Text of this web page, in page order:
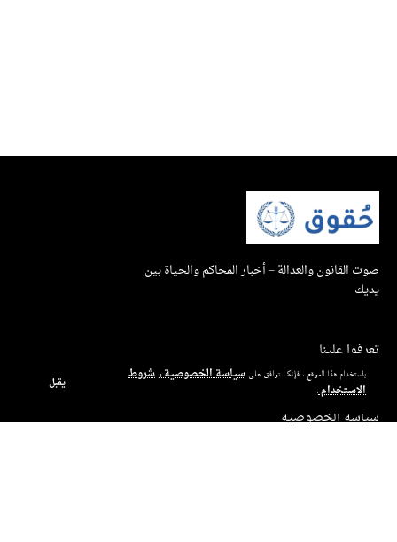
باستخدام هذا الموقع ، فإنك توافق على سياسة الخصوصيةو شروط
الاستخدام.
يقبل
صوت القانون والعدالة – أخبار المحاكم والحياة بين
يديك
تعرفوا علينا
بيان إتاحة الاستخدام
سياسة الخصوصية